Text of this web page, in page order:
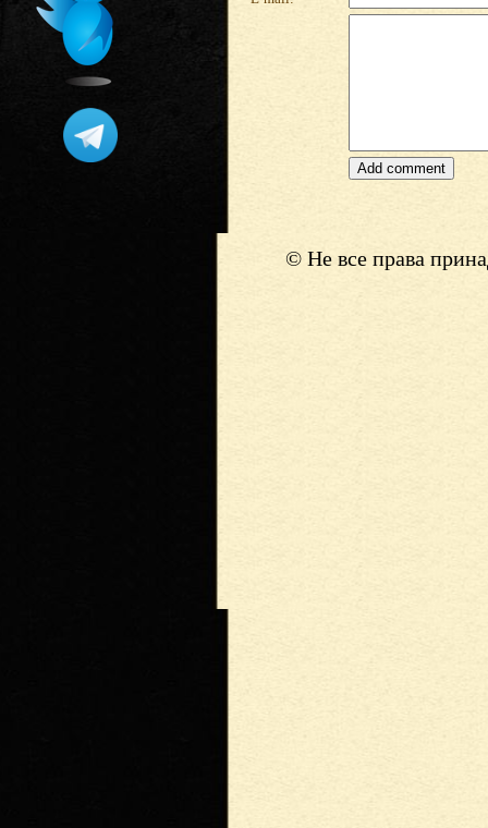
© Не все права